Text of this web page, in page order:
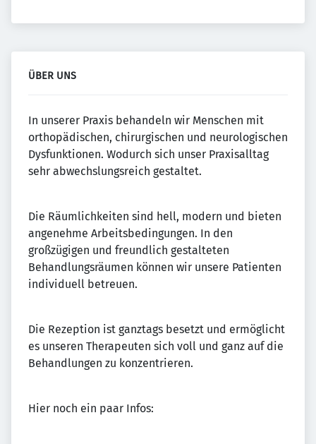
ÜBER UNS
In unserer Praxis behandeln wir Menschen mit
orthopädischen, chirurgischen und neurologischen
Dysfunktionen. Wodurch sich unser Praxisalltag
sehr abwechslungsreich gestaltet.
Die Räumlichkeiten sind hell, modern und bieten
angenehme Arbeitsbedingungen. In den
großzügigen und freundlich gestalteten
Behandlungsräumen können wir unsere Patienten
individuell betreuen.
Die Rezeption ist ganztags besetzt und ermöglicht
es unseren Therapeuten sich voll und ganz auf die
Behandlungen zu konzentrieren.
Hier noch ein paar Infos: